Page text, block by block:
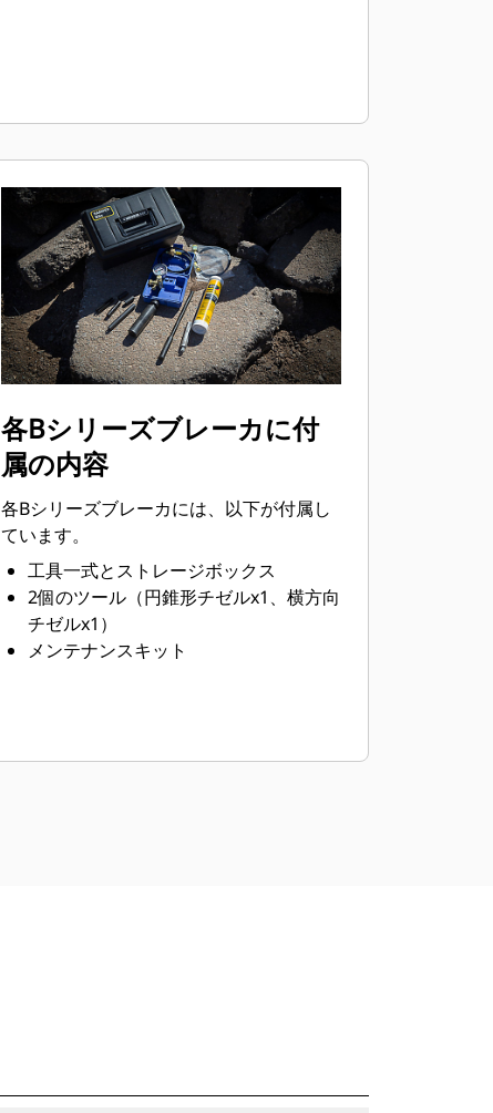
各Bシリーズブレーカに付
属の内容
各Bシリーズブレーカには、以下が付属し
ています。
工具一式とストレージボックス
2個のツール（円錐形チゼルx1、横方向
チゼルx1）
メンテナンスキット